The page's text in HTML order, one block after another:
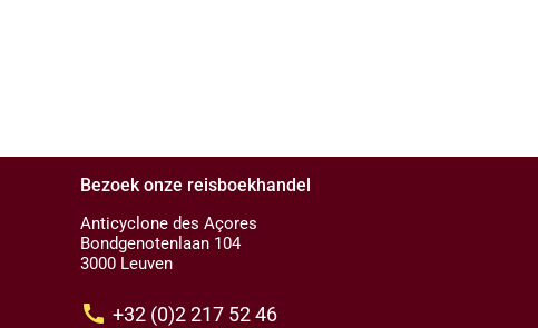
Bezoek onze reisboekhandel
Anticyclone des Açores
Bondgenotenlaan 104
3000 Leuven
call +32 (0)2 217 52 46